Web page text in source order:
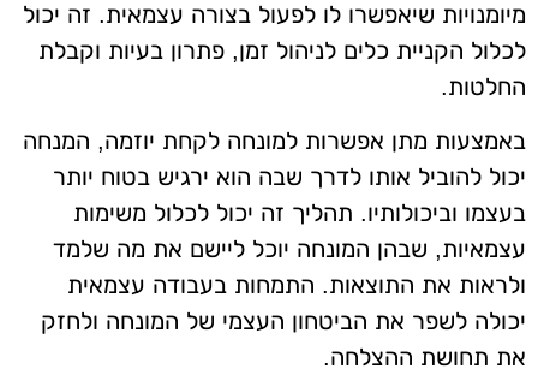
מיומנויות שיאפשרו לו לפעול בצורה עצמאית. זה יכול
לכלול הקניית כלים לניהול זמן, פתרון בעיות וקבלת
החלטות.
באמצעות מתן אפשרות למונחה לקחת יוזמה, המנחה
יכול להוביל אותו לדרך שבה הוא ירגיש בטוח יותר
בעצמו וביכולותיו. תהליך זה יכול לכלול משימות
עצמאיות, שבהן המונחה יוכל ליישם את מה שלמד
ולראות את התוצאות. התמחות בעבודה עצמאית
יכולה לשפר את הביטחון העצמי של המונחה ולחזק
את תחושת ההצלחה.